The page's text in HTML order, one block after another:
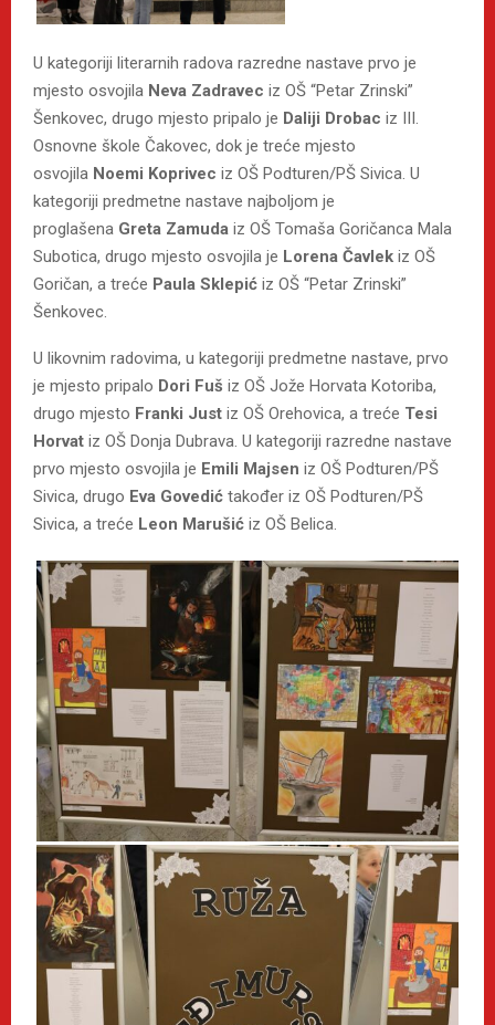
U kategoriji literarnih radova razredne nastave prvo je
mjesto osvojila Neva Zadravec iz OŠ “Petar Zrinski”
Šenkovec, drugo mjesto pripalo je Daliji Drobac iz III.
Osnovne škole Čakovec, dok je treće mjesto
osvojila Noemi Koprivec iz OŠ Podturen/PŠ Sivica. U
kategoriji predmetne nastave najboljom je
proglašena Greta Zamuda iz OŠ Tomaša Goričanca Mala
Subotica, drugo mjesto osvojila je Lorena Čavlek iz OŠ
Goričan, a treće Paula Sklepić iz OŠ “Petar Zrinski”
Šenkovec.
U likovnim radovima, u kategoriji predmetne nastave, prvo
je mjesto pripalo Dori Fuš iz OŠ Jože Horvata Kotoriba,
drugo mjesto Franki Just iz OŠ Orehovica, a treće Tesi
Horvat iz OŠ Donja Dubrava. U kategoriji razredne nastave
prvo mjesto osvojila je Emili Majsen iz OŠ Podturen/PŠ
Sivica, drugo Eva Govedić također iz OŠ Podturen/PŠ
Sivica, a treće Leon Marušić iz OŠ Belica.